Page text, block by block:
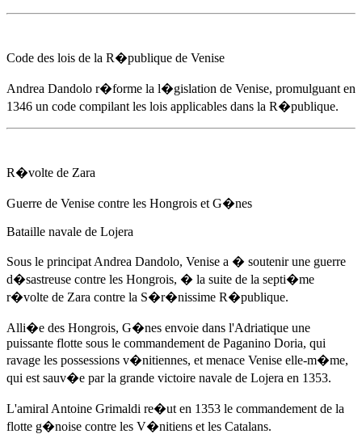
Code des lois de la R�publique de Venise
Andrea Dandolo r�forme la l�gislation de Venise, promulguant en
1346 un code compilant les lois applicables dans la R�publique.
R�volte de Zara
Guerre de Venise contre les Hongrois et G�nes
Bataille navale de Lojera
Sous le principat Andrea Dandolo, Venise a � soutenir une guerre
d�sastreuse contre les Hongrois, � la suite de la septi�me
r�volte de Zara contre la S�r�nissime R�publique.
Alli�e des Hongrois, G�nes envoie dans l'Adriatique une
puissante flotte sous le commandement de Paganino Doria, qui
ravage les possessions v�nitiennes, et menace Venise elle-m�me,
qui est sauv�e par la grande victoire navale de Lojera en 1353.
L'amiral Antoine Grimaldi re�ut en 1353 le commandement de la
flotte g�noise contre les V�nitiens et les Catalans.